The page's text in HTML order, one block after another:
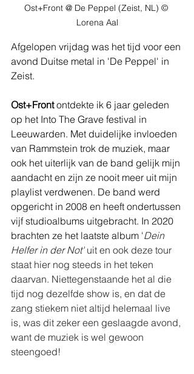
Ost+Front @ De Peppel (Zeist, NL) ©
Lorena Aal
Afgelopen vrijdag was het tijd voor een
avond Duitse metal in 'De Peppel' in
Zeist.
Ost+Front ontdekte ik 6 jaar geleden
op het Into The Grave festival in
Leeuwarden. Met duidelijke invloeden
van Rammstein trok de muziek, maar
ook het uiterlijk van de band gelijk mijn
aandacht en zijn ze nooit meer uit mijn
playlist verdwenen. De band werd
opgericht in 2008 en heeft ondertussen
vijf studioalbums uitgebracht. In 2020
brachten ze het laatste album 'Dein
Helfer in der Not' uit en ook deze tour
staat hier nog steeds in het teken
daarvan. Niettegenstaande het al die
tijd nog dezelfde show is, en dat de
zang stiekem niet altijd helemaal live
is, was dit zeker een geslaagde avond,
want de muziek is wel gewoon
steengoed!